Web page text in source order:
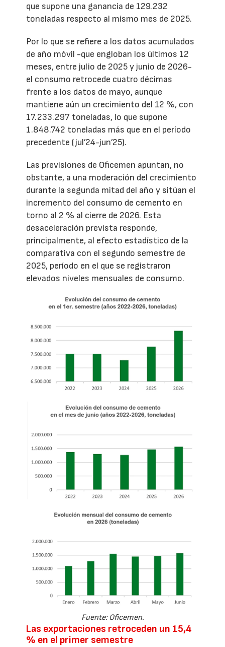
que supone una ganancia de 129.232
toneladas respecto al mismo mes de 2025.
Por lo que se refiere a los datos acumulados
de año móvil -que engloban los últimos 12
meses, entre julio de 2025 y junio de 2026-
el consumo retrocede cuatro décimas
frente a los datos de mayo, aunque
mantiene aún un crecimiento del 12 %, con
17.233.297 toneladas, lo que supone
1.848.742 toneladas más que en el período
precedente (jul’24-jun’25).
Las previsiones de Oficemen apuntan, no
obstante, a una moderación del crecimiento
durante la segunda mitad del año y sitúan el
incremento del consumo de cemento en
torno al 2 % al cierre de 2026. Esta
desaceleración prevista responde,
principalmente, al efecto estadístico de la
comparativa con el segundo semestre de
2025, período en el que se registraron
elevados niveles mensuales de consumo.
Fuente: Oficemen.
Las exportaciones retroceden un 15,4
% en el primer semestre